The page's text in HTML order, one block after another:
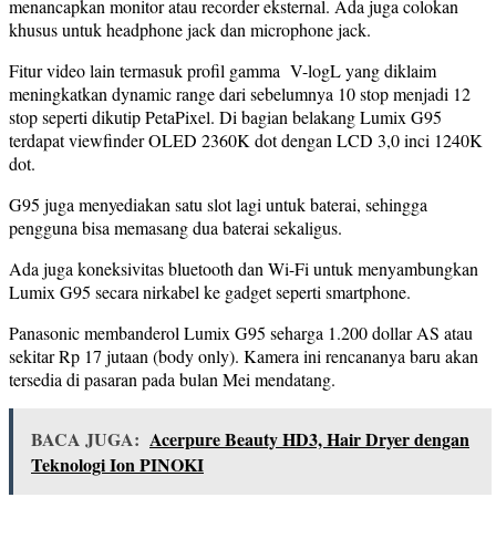
menancapkan monitor atau recorder eksternal. Ada juga colokan
khusus untuk headphone jack dan microphone jack.
Fitur video lain termasuk profil gamma V-logL yang diklaim
meningkatkan dynamic range dari sebelumnya 10 stop menjadi 12
stop seperti dikutip PetaPixel. Di bagian belakang Lumix G95
terdapat viewfinder OLED 2360K dot dengan LCD 3,0 inci 1240K
dot.
G95 juga menyediakan satu slot lagi untuk baterai, sehingga
pengguna bisa memasang dua baterai sekaligus.
Ada juga koneksivitas bluetooth dan Wi-Fi untuk menyambungkan
Lumix G95 secara nirkabel ke gadget seperti smartphone.
Panasonic membanderol Lumix G95 seharga 1.200 dollar AS atau
sekitar Rp 17 jutaan (body only). Kamera ini rencananya baru akan
tersedia di pasaran pada bulan Mei mendatang.
BACA JUGA: Acerpure Beauty HD3, Hair Dryer dengan
Teknologi Ion PINOKI